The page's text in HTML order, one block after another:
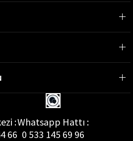
:
66
Whatsapp Hattı :
0 533 145 69 96